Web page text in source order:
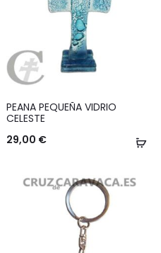
PEANA PEQUEÑA VIDRIO
CELESTE
29,00 €